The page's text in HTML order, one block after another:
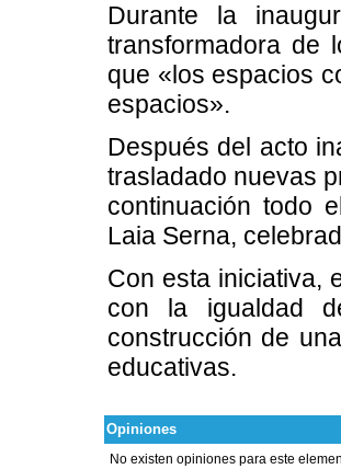
Durante la
transformadora de
que «los espacios
espacios».
Después del acto
trasladado nuevas
continuación todo
Laia Serna,
Con esta iniciativa,
con la igualdad
construcción de
educativas.
Opiniones
No existen opiniones para este